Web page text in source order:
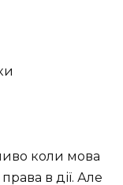
коли мова
в дії. Але